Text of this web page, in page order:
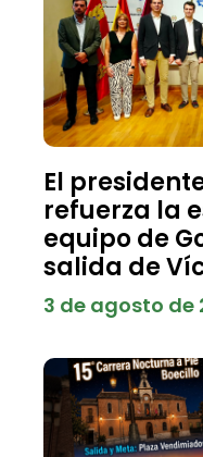
El
refuerza la
equipo de
salida de
3 de agosto de